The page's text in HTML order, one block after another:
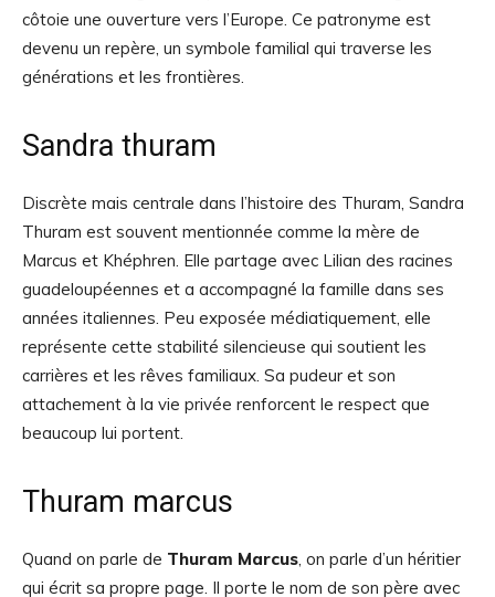
côtoie une ouverture vers l’Europe. Ce patronyme est
devenu un repère, un symbole familial qui traverse les
générations et les frontières.
Sandra thuram
Discrète mais centrale dans l’histoire des Thuram, Sandra
Thuram est souvent mentionnée comme la mère de
Marcus et Khéphren. Elle partage avec Lilian des racines
guadeloupéennes et a accompagné la famille dans ses
années italiennes. Peu exposée médiatiquement, elle
représente cette stabilité silencieuse qui soutient les
carrières et les rêves familiaux. Sa pudeur et son
attachement à la vie privée renforcent le respect que
beaucoup lui portent.
Thuram marcus
Quand on parle de Thuram Marcus, on parle d’un héritier
qui écrit sa propre page. Il porte le nom de son père avec